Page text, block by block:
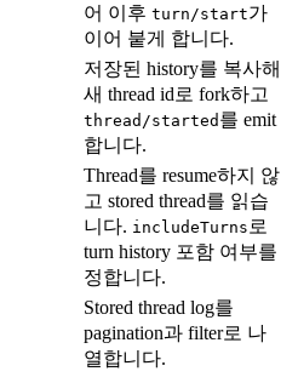
어 이후 turn/start가
이어 붙게 합니다.
저장된 history를 복사해
새 thread id로 fork하고
thread/started 를 emit
합니다.
Thread를 resume하지 않
고 stored thread를 읽습
니다. includeTurns 로
turn history 포함 여부를
정합니다.
Stored thread log를
pagination과 filter로 나
열합니다.